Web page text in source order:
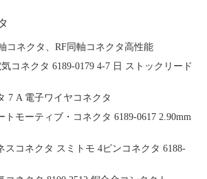
コネクタ、RF同軸コネクタ高性能
コネクタ 6189-0179 4-7 日 ストックリード
7 A 電子ワイヤコネクタ
トモーティブ・コネクタ 6189-0617 2.90mm
スコネクタ スミトモ 4ピンコネクタ 6188-